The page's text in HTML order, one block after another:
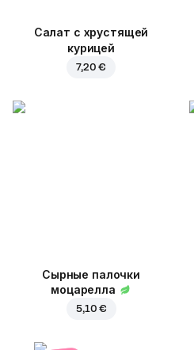
Салат с хрустящей
курицей
7,20 €
Сырные палочки
моцарелла
5,10 €